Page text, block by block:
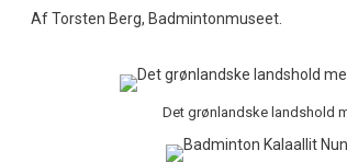
Af Torsten Berg, Badmintonmuseet.
Det grønlandske landshold